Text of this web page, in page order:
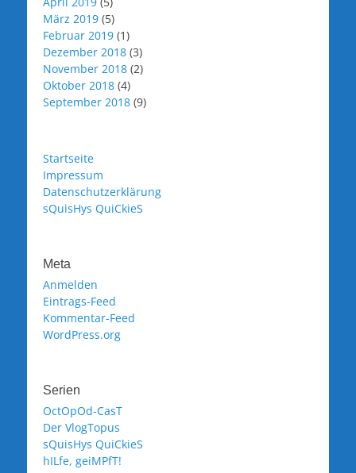
März 2019 (5)
Februar 2019 (1)
Dezember 2018 (3)
November 2018 (2)
Oktober 2018 (4)
September 2018 (9)
Startseite
Impressum
Datenschutzerklärung
sQuisHys QuiCkieS
Meta
Anmelden
Eintrags-Feed
Kommentar-Feed
WordPress.org
Serien
OctOpOd-CasT
Der VlogTopus
sQuisHys QuiCkieS
hILfe, geiMPfT!